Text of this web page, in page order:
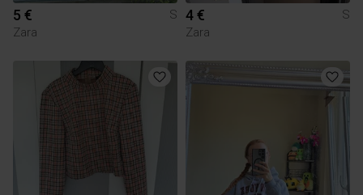
5 €
S
Zara
4 €
S
Zara